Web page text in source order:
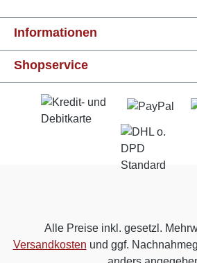
Informationen
Shopservice
Alle Preise inkl. gesetzl.
Versandkosten und ggf.